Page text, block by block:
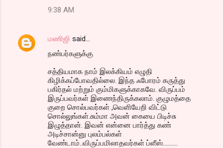
9:38 AM
மணிஜி said…
நண்பர்களுக்கு
சத்தியமாக நாம் இலக்கியம் எழுதி
கிழிக்கப்போவதில்லை. இந்த ஃபோரம் கருத்து
பகிர்தல் மற்றும் கும்மிகளுக்காகவே. விருப்பம்
இருப்பவர்கள் இணைந்திருக்கலாம். குழுமத்தை
குறை சொல்பவர்கள் ,வெளியேறி விட்டு
சொல்லுங்கள்.சும்மா அவன் கையை பிடிச்சு
இழுத்தான். இவன் என்னை பார்த்து கண்
அடிச்சான்னு புலம்பல்கள்
வேண்டாம்..விருப்பமிலாதவர்கள் ப்ளீஸ்..........